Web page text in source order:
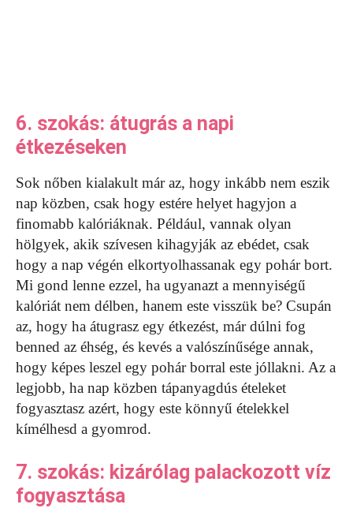
6. szokás: átugrás a napi
étkezéseken
Sok nőben kialakult már az, hogy inkább nem eszik
nap közben, csak hogy estére helyet hagyjon a
finomabb kalóriáknak. Például, vannak olyan
hölgyek, akik szívesen kihagyják az ebédet, csak
hogy a nap végén elkortyolhassanak egy pohár bort.
Mi gond lenne ezzel, ha ugyanazt a mennyiségű
kalóriát nem délben, hanem este visszük be? Csupán
az, hogy ha átugrasz egy étkezést, már dúlni fog
benned az éhség, és kevés a valószínűsége annak,
hogy képes leszel egy pohár borral este jóllakni. Az a
legjobb, ha nap közben tápanyagdús ételeket
fogyasztasz azért, hogy este könnyű ételekkel
kímélhesd a gyomrod.
7. szokás: kizárólag palackozott víz
fogyasztása